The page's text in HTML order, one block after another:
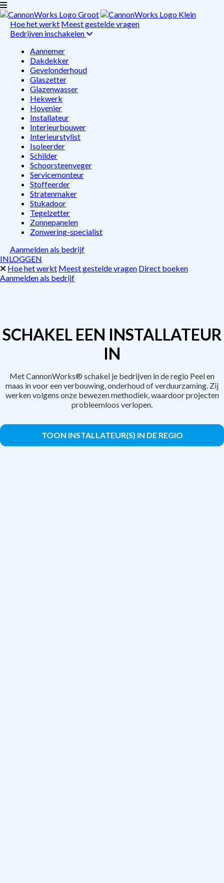
Hoe het werkt Meest gestelde vragen
Bedrijven inschakelen
Aannemer
Dakdekker
Gevelonderhoud
Glaszetter
Glazenwasser
Hekwerk
Hovenier
Installateur
Interieurbouwer
Interieurstylist
Isoleerder
Schilder
Schoorsteenveger
Servicemonteur
Stoffeerder
Stratenmaker
Stukadoor
Tegelzetter
Zonnepanelen
Zonwering-specialist
Aanmelden als bedrijf
INLOGGEN
Hoe het werkt Meest gestelde vragen Direct boeken
Aanmelden als bedrijf
SCHAKEL EEN INSTALLATEUR
IN
Met CannonWorks® schakel je bedrijven in de regio Peel en
maas in voor een verbouwing, onderhoud of verduurzaming. Zij
werken volgens onze bewezen methodiek, waardoor projecten
probleemloos verlopen.
TOON INSTALLATEUR(S) IN DE REGIO